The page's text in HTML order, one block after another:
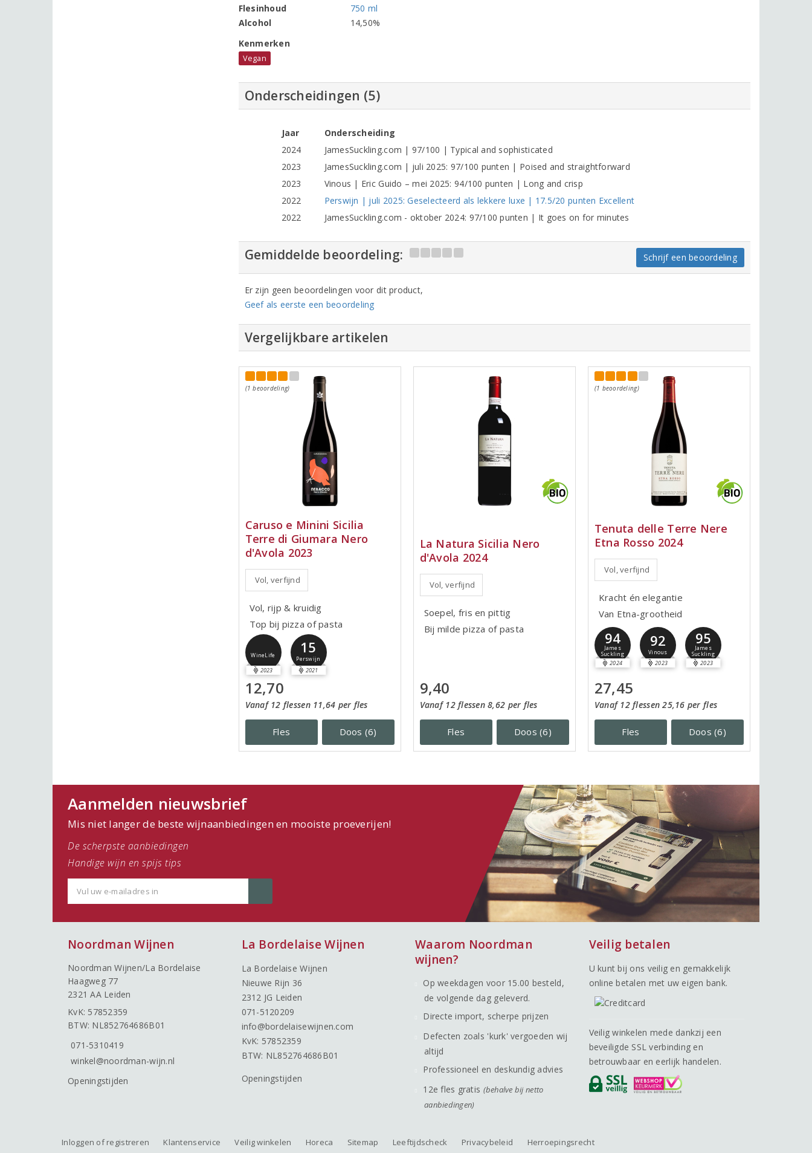
Flesinhoud
750 ml
Alcohol
14,50%
Kenmerken
Vegan
Onderscheidingen (5)
Jaar
Onderscheiding
2024
JamesSuckling.com | 97/100 | Typical and sophisticated
2023
JamesSuckling.com | juli 2025: 97/100 punten | Poised and straightforward
2023
Vinous | Eric Guido – mei 2025: 94/100 punten | Long and crisp
2022
Perswijn | juli 2025: Geselecteerd als lekkere luxe | 17.5/20 punten Excellent
2022
JamesSuckling.com - oktober 2024: 97/100 punten | It goes on for minutes
Gemiddelde beoordeling: Schrijf een beoordeling
Er zijn geen beoordelingen voor dit product,
Geef als eerste een beoordeling
Vergelijkbare artikelen
(1 beoordeling)
Caruso e Minini Sicilia
Terre di Giumara Nero
d'Avola 2023
Vol, verfijnd
Vol, rijp & kruidig
Top bij pizza of pasta
WineLife
2023
15
Perswijn
2021
12,70
Vanaf 12 flessen 11,64 per fles
Fles Doos (6)
La Natura Sicilia Nero
d'Avola 2024
Vol, verfijnd
Soepel, fris en pittig
Bij milde pizza of pasta
9,40
Vanaf 12 flessen 8,62 per fles
Fles Doos (6)
(1 beoordeling)
Tenuta delle Terre Nere
Etna Rosso 2024
Vol, verfijnd
Kracht én elegantie
Van Etna-grootheid
94
James
Suckling
2024
92
Vinous
2023
95
James
Suckling
2023
27,45
Vanaf 12 flessen 25,16 per fles
Fles Doos (6)
Aanmelden nieuwsbrief
Mis niet langer de beste wijnaanbiedingen en mooiste proeverijen!
De scherpste aanbiedingen
Handige wijn en spijs tips
Noordman Wijnen
Noordman Wijnen/La Bordelaise
Haagweg 77
2321 AA Leiden
KvK: 57852359
BTW: NL852764686B01
071-5310419
winkel@noordman-wijn.nl
Openingstijden
La Bordelaise Wijnen
La Bordelaise Wijnen
Nieuwe Rijn 36
2312 JG Leiden
071-5120209
info@bordelaisewijnen.com
KvK: 57852359
BTW: NL852764686B01
Openingstijden
Waarom Noordman
wijnen?
Op weekdagen voor 15.00 besteld,
de volgende dag geleverd.
Directe import, scherpe prijzen
Defecten zoals 'kurk' vergoeden wij
altijd
Professioneel en deskundig advies
12e fles gratis (behalve bij netto
aanbiedingen)
Veilig betalen
U kunt bij ons veilig en gemakkelijk
online betalen met uw eigen bank.
Veilig winkelen mede dankzij een
beveiligde SSL verbinding en
betrouwbaar en eerlijk handelen.
Inloggen of registreren Klantenservice Veilig winkelen Horeca Sitemap Leeftijdscheck Privacybeleid Herroepingsrecht